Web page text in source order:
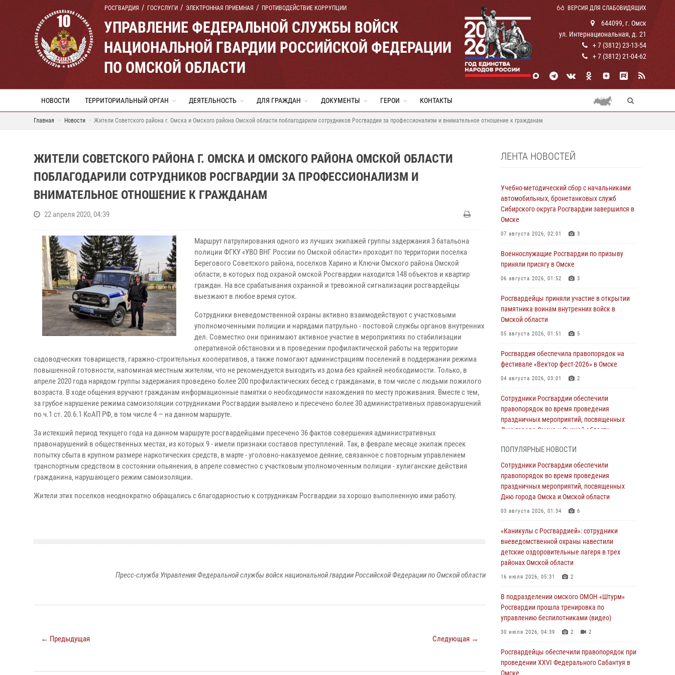
РОСГВАРДИЯ ГОСУСЛУГИ ЭЛЕКТРОННАЯ ПРИЕМНАЯ ПРОТИВОДЕЙСТВИЕ КОРРУПЦИИ ВЕРСИЯ ДЛЯ СЛАБОВИДЯЩИХ
УПРАВЛЕНИЕ ФЕДЕРАЛЬНОЙ СЛУЖБЫ ВОЙСК
НАЦИОНАЛЬНОЙ ГВАРДИИ РОССИЙСКОЙ ФЕДЕРАЦИИ
ПО ОМСКОЙ ОБЛАСТИ
644099, г. Омск
ул. Интернациональная, д. 21
+ 7 (3812) 23-13-54
+ 7 (3812) 21-04-62
НОВОСТИ ТЕРРИТОРИАЛЬНЫЙ ОРГАН ДЕЯТЕЛЬНОСТЬ ДЛЯ ГРАЖДАН ДОКУМЕНТЫ ГЕРОИ КОНТАКТЫ
Главная Новости Жители Советского района г. Омска и Омского района Омской области поблагодарили сотрудников Росгвардии за профессионализм и внимательное отношение к гражданам
ЖИТЕЛИ СОВЕТСКОГО РАЙОНА Г. ОМСКА И ОМСКОГО РАЙОНА ОМСКОЙ ОБЛАСТИ
ПОБЛАГОДАРИЛИ СОТРУДНИКОВ РОСГВАРДИИ ЗА ПРОФЕССИОНАЛИЗМ И
ВНИМАТЕЛЬНОЕ ОТНОШЕНИЕ К ГРАЖДАНАМ
22 апреля 2020, 04:39
Маршрут патрулирования одного из лучших экипажей группы задержания 3 батальона
полиции ФГКУ «УВО ВНГ России по Омской области» проходит по территории поселка
Берегового Советского района, поселков Харино и Ключи Омского района Омской
области, в которых под охраной омской Росгвардии находится 148 объектов и квартир
граждан. На все срабатывания охранной и тревожной сигнализации росгвардейцы
выезжают в любое время суток.
Сотрудники вневедомственной охраны активно взаимодействуют с участковыми
уполномоченными полиции и нарядами патрульно - постовой службы органов внутренних
дел. Совместно они принимают активное участие в мероприятиях по стабилизации
оперативной обстановки и в проведении профилактической работы на территории
садоводческих товариществ, гаражно-строительных кооперативов, а также помогают администрациям поселений в поддержании режима
повышенной готовности, напоминая местным жителям, что не рекомендуется выходить из дома без крайней необходимости. Только, в
апреле 2020 года нарядом группы задержания проведено более 200 профилактических бесед с гражданами, в том числе с людьми пожилого
возраста. В ходе общения вручают гражданам информационные памятки о необходимости нахождения по месту проживания. Вместе с тем,
за грубое нарушение режима самоизоляции сотрудниками Росгвардии выявлено и пресечено более 30 административных правонарушений
по ч.1 ст. 20.6.1 КоАП РФ, в том числе 4 — на данном маршруте.
За истекший период текущего года на данном маршруте росгвардейцами пресечено 36 фактов совершения административных
правонарушений в общественных местах, из которых 9 - имели признаки составов преступлений. Так, в феврале месяце экипаж пресек
попытку сбыта в крупном размере наркотических средств, в марте - уголовно-наказуемое деяние, связанное с повторным управлением
транспортным средством в состоянии опьянения, в апреле совместно с участковым уполномоченным полиции - хулиганские действия
гражданина, нарушающего режим самоизоляции.
Жители этих поселков неоднократно обращались с благодарностью к сотрудникам Росгвардии за хорошо выполненную ими работу.
Пресс-служба Управления Федеральной службы войск национальной гвардии Российской Федерации по Омской области
← Предыдущая Следующая →
ЛЕНТА НОВОСТЕЙ
Учебно-методический сбор с начальниками
автомобильных, бронетанковых служб
Сибирского округа Росгвардии завершился в
Омске
07 августа 2026, 02:01 3
Военнослужащие Росгвардии по призыву
приняли присягу в Омске
06 августа 2026, 01:52 3
Росгвардейцы приняли участие в открытии
памятника воинам внутренних войск в
Омской области
05 августа 2026, 01:51 5
Росгвардия обеспечила правопорядок на
фестивале «Вектор фест-2026» в Омске
04 августа 2026, 03:01 2
Сотрудники Росгвардии обеспечили
правопорядок во время проведения
праздничных мероприятий, посвященных
Дню города Омска и Омской области
Всероссийская акция «Каникулы с
Росгвардией» продолжается в Омской
области
31 июля 2026, 09:22 1
Росгвардии прошла тренировка по
управлению беспилотниками (видео)
30 июля 2026, 04:39 2 2
Росгвардия обеспечила безопасность
Победы» в Омске
29 июля 2026, 01:49 2
Росгвардейцы приняли участие в крестном
28 июля 2026, 01:44 6
ПОПУЛЯРНЫЕ НОВОСТИ
Сотрудники Росгвардии обеспечили
правопорядок во время проведения
праздничных мероприятий, посвященных
Дню города Омска и Омской области
03 августа 2026, 01:34 6
«Каникулы с Росгвардией»: сотрудники
вневедомственной охраны навестили
детские оздоровительные лагеря в трех
районах Омской области
16 июля 2026, 05:31 2
В подразделении омского ОМОН «Штурм»
Росгвардии прошла тренировка по
управлению беспилотниками (видео)
30 июля 2026, 04:39 2 2
Росгвардейцы обеcпечили правопорядок при
проведении XXVI Федерального Сабантуя в
Омске